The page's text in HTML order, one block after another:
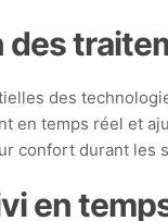
des
des
en temps réel et
confort durant les
en